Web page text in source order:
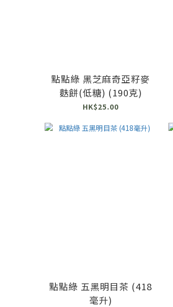
點點綠 黑芝麻奇亞籽麥
麩餅(低糖) (190克)
HK$25.00
點點綠 五黑明目茶 (418
毫升)